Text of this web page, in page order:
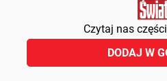
Czytaj nas
DODAJ W